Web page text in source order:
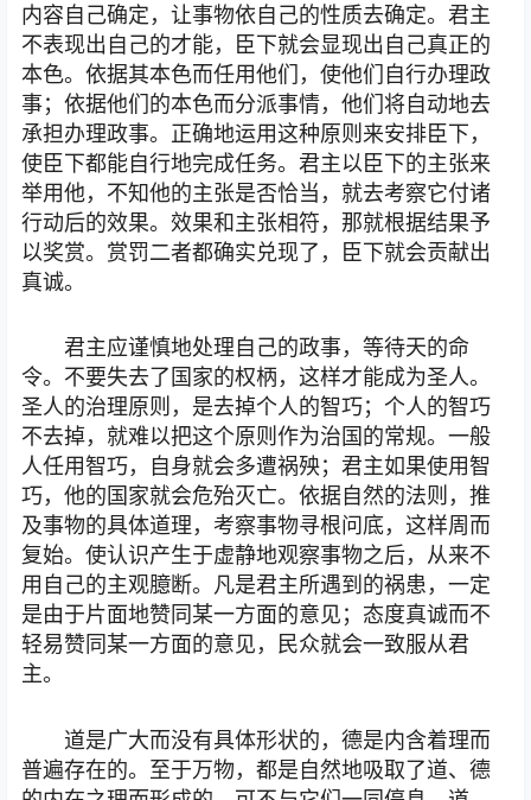
内容自己确定，让事物依自己的性质去确定。君主
不表现出自己的才能，臣下就会显现出自己真正的
本色。依据其本色而任用他们，使他们自行办理政
事；依据他们的本色而分派事情，他们将自动地去
承担办理政事。正确地运用这种原则来安排臣下，
使臣下都能自行地完成任务。君主以臣下的主张来
举用他，不知他的主张是否恰当，就去考察它付诸
行动后的效果。效果和主张相符，那就根据结果予
以奖赏。赏罚二者都确实兑现了，臣下就会贡献出
真诚。
君主应谨慎地处理自己的政事，等待天的命
令。不要失去了国家的权柄，这样才能成为圣人。
圣人的治理原则，是去掉个人的智巧；个人的智巧
不去掉，就难以把这个原则作为治国的常规。一般
人任用智巧，自身就会多遭祸殃；君主如果使用智
巧，他的国家就会危殆灭亡。依据自然的法则，推
及事物的具体道理，考察事物寻根问底，这样周而
复始。使认识产生于虚静地观察事物之后，从来不
用自己的主观臆断。凡是君主所遇到的祸患，一定
是由于片面地赞同某一方面的意见；态度真诚而不
轻易赞同某一方面的意见，民众就会一致服从君
主。
道是广大而没有具体形状的，德是内含着理而
普遍存在的。至于万物，都是自然地吸取了道、德